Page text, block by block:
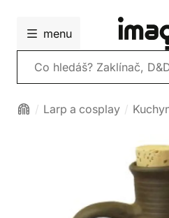
menu
Vyhledávání
Larp a cosplay